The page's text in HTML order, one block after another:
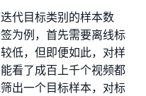
代目标类别的样本数
为例，首先需要离线标
低，但即便如此，对样
看了成百上千个视频都
出一个目标样本，对标